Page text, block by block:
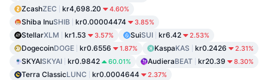
ZcashZEC kr4,698.20 4.60%
Shiba InuSHIB kr0.00004474 3.85%
StellarXLM kr1.53 3.57% SuiSUI kr6.42 2.53%
DogecoinDOGE kr0.6556 1.87% KaspaKAS kr0.2426 2.31%
SKYAISKYAI kr0.9842 60.01% AudieraBEAT kr20.39 8.30%
Terra ClassicLUNC kr0.0004644 2.37%